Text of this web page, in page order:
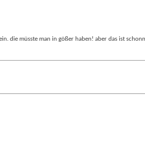
die müsste man in gößer haben! aber das ist